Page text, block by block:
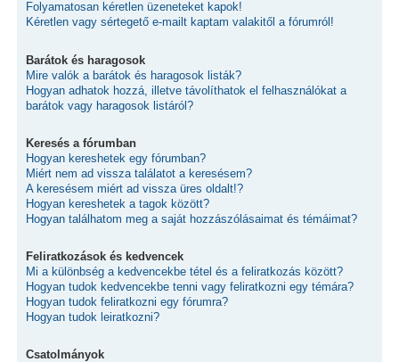
Folyamatosan kéretlen üzeneteket kapok!
Kéretlen vagy sértegető e-mailt kaptam valakitől a fórumról!
Barátok és haragosok
Mire valók a barátok és haragosok listák?
Hogyan adhatok hozzá, illetve távolíthatok el felhasználókat a
barátok vagy haragosok listáról?
Keresés a fórumban
Hogyan kereshetek egy fórumban?
Miért nem ad vissza találatot a keresésem?
A keresésem miért ad vissza üres oldalt!?
Hogyan kereshetek a tagok között?
Hogyan találhatom meg a saját hozzászólásaimat és témáimat?
Feliratkozások és kedvencek
Mi a különbség a kedvencekbe tétel és a feliratkozás között?
Hogyan tudok kedvencekbe tenni vagy feliratkozni egy témára?
Hogyan tudok feliratkozni egy fórumra?
Hogyan tudok leiratkozni?
Csatolmányok